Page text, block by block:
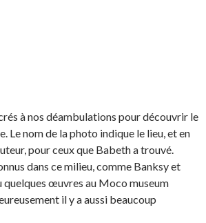
à nos déambulations pour découvrir le
Le nom de la photo indique le lieu, et en
pour ceux que Babeth a trouvé.
dans ce milieu, comme Banksy et
quelques œuvres au Moco museum
il y a aussi beaucoup